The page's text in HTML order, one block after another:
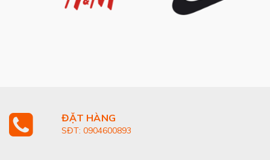
ĐẶT HÀNG
SĐT: 0904600893